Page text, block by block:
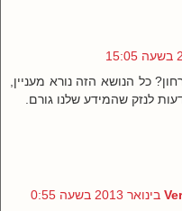
כל הנושא הזה נורא מעניין,
לנזק שהמידע שלנו גורם.